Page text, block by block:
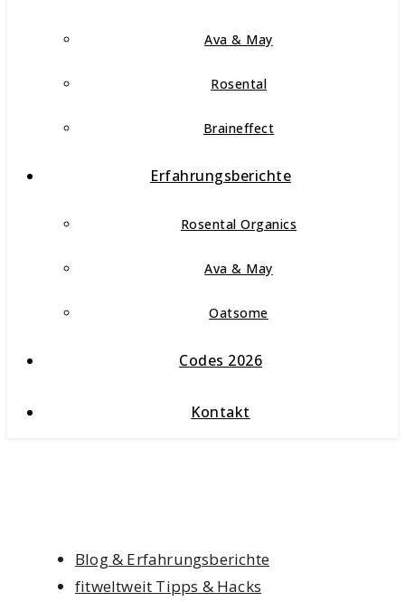
Ava & May
Rosental
Braineffect
Erfahrungsberichte
Rosental Organics
Ava & May
Oatsome
Codes 2026
Kontakt
Blog & Erfahrungsberichte
fitweltweit Tipps & Hacks